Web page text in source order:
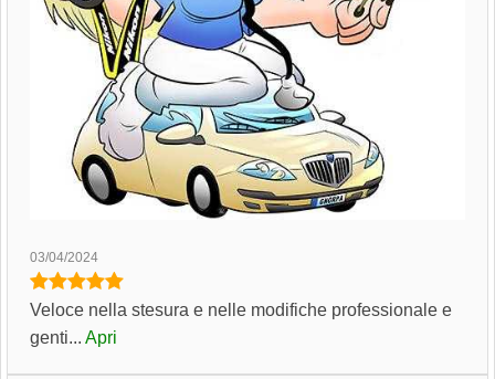
03/04/2024
Veloce nella stesura e nelle modifiche professionale e
genti... Apri